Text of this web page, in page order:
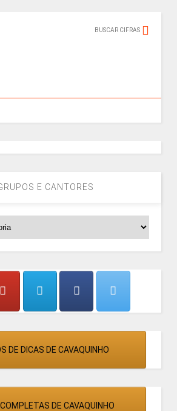
BUSCAR CIFRAS
E CANTORES
DE DICAS DE CAVAQUINHO
DE CAVAQUINHO